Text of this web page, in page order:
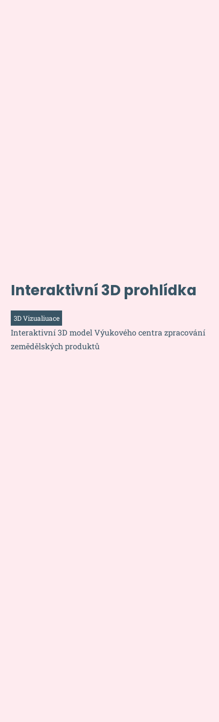
Interaktivní 3D prohlídka
3D Vizualiuace
Interaktivní 3D model Výukového centra zpracování
zemědělských produktů